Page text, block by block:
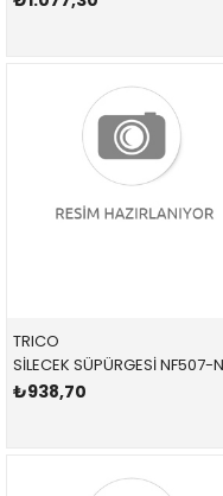
TRICO
₺938,70